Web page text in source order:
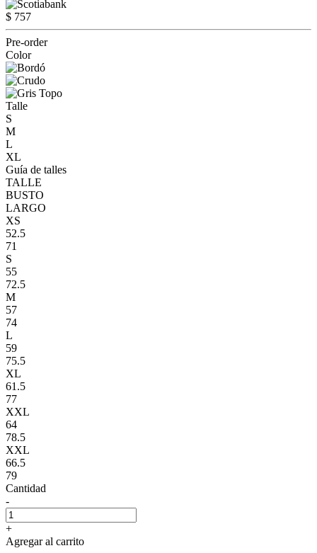
$ 757
Pre-order
Color
Talle
S
M
L
XL
Guía de talles
TALLE
BUSTO
LARGO
XS
52.5
71
S
55
72.5
M
57
74
L
59
75.5
XL
61.5
77
XXL
64
78.5
XXL
66.5
79
Cantidad
-
+
Agregar al carrito